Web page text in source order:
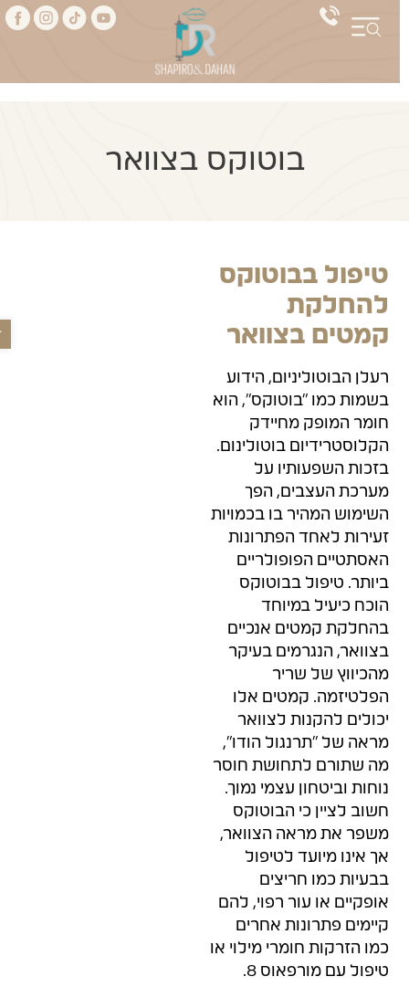
בוטוקס בצוואר
טיפול בבוטוקס
להחלקת
קמטים בצוואר
רעלן הבוטוליניום, הידוע
בשמות כמו "בוטוקס", הוא
חומר המופק מחיידק
הקלוסטרידיום בוטולינום.
בזכות השפעותיו על
מערכת העצבים, הפך
השימוש המהיר בו בכמויות
זעירות לאחד הפתרונות
האסתטיים הפופולריים
ביותר. טיפול בבוטוקס
הוכח כיעיל במיוחד
בהחלקת קמטים אנכיים
בצוואר, הנגרמים בעיקר
מהכיווץ של שריר
הפלטיזמה. קמטים אלו
יכולים להקנות לצוואר
מראה של "תרנגול הודו",
מה שתורם לתחושת חוסר
נוחות וביטחון עצמי נמוך.
חשוב לציין כי הבוטוקס
משפר את מראה הצוואר,
אך אינו מיועד לטיפול
בבעיות כמו חריצים
אופקיים או עור רפוי, להם
קיימים פתרונות אחרים
כמו הזרקות חומרי מילוי או
טיפול עם מורפאוס 8.